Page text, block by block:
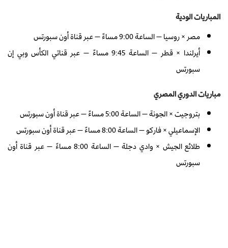
المباريات الودية
مصر × روسيا — الساعة 9:00 مساءً — عبر قناة أون سبورتس
أيرلندا × قطر — الساعة 9:45 مساءً — عبر قناتي الكأس وبي إن
سبورتس
مباريات الدوري المصري
بتروجيت × الجونة — الساعة 5:00 مساءً — عبر قناة أون سبورتس
الإسماعيلي × فاركو — الساعة 8:00 مساءً — عبر قناة أون سبورتس
طلائع الجيش × وادي دجلة — الساعة 8:00 مساءً — عبر قناة أون
سبورتس